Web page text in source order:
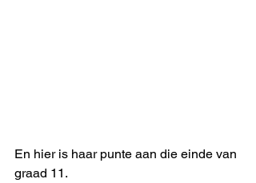
En hier is haar punte aan die einde van
graad 11.